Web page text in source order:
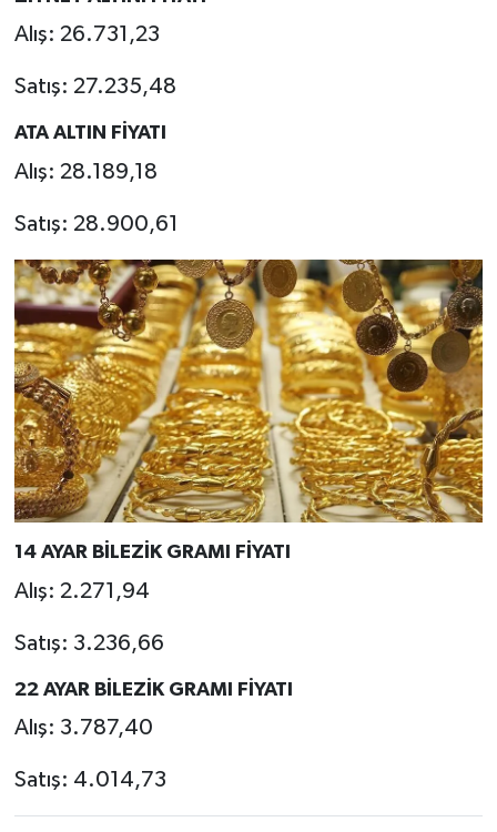
Alış: 26.731,23
Satış: 27.235,48
ATA ALTIN FİYATI
Alış: 28.189,18
Satış: 28.900,61
14 AYAR BİLEZİK GRAMI FİYATI
Alış: 2.271,94
Satış: 3.236,66
22 AYAR BİLEZİK GRAMI FİYATI
Alış: 3.787,40
Satış: 4.014,73